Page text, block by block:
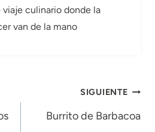
culinario donde la
van de la mano
SIGUIENTE
Burrito de Barbacoa